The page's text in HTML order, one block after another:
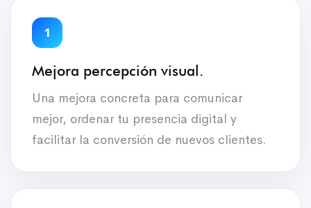
1
Mejora percepción visual.
Una mejora concreta para comunicar
mejor, ordenar tu presencia digital y
facilitar la conversión de nuevos clientes.